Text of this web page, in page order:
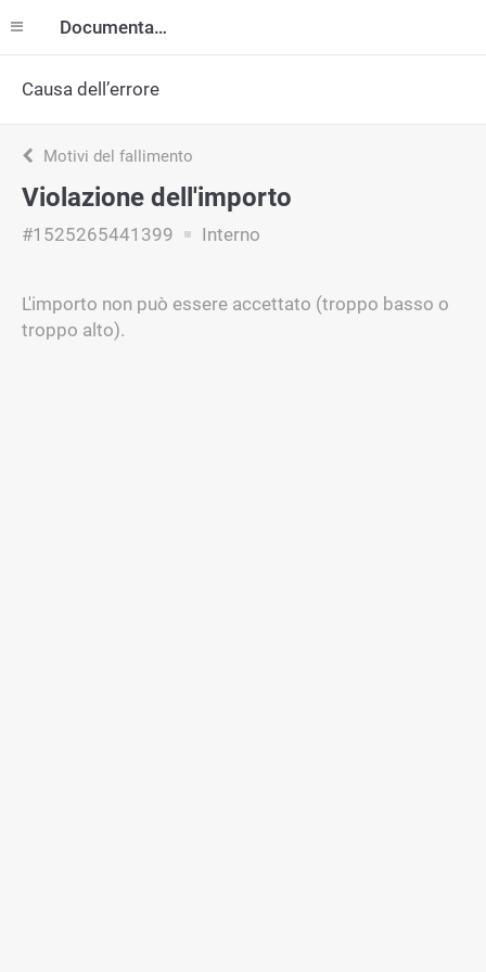
Documentazione
Causa dell’errore
Motivi del fallimento
Violazione dell'importo
#1525265441399 Interno
L'importo non può essere accettato (troppo basso o
troppo alto).